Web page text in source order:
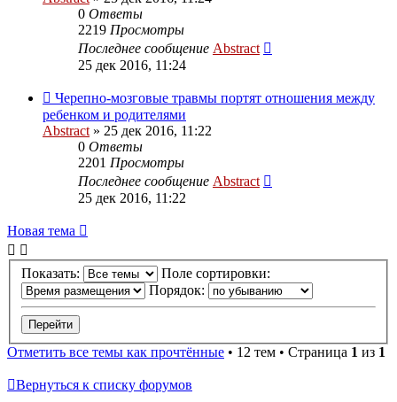
0 Ответы
2219 Просмотры
Последнее сообщение Abstract
25 дек 2016, 11:24
Черепно-мозговые травмы портят отношения между
ребенком и родителями
Abstract » 25 дек 2016, 11:22
0 Ответы
2201 Просмотры
Последнее сообщение Abstract
25 дек 2016, 11:22
Новая тема
Показать:
Поле сортировки:
Порядок:
Отметить все темы как прочтённые • 12 тем • Страница 1 из 1
Вернуться к списку форумов